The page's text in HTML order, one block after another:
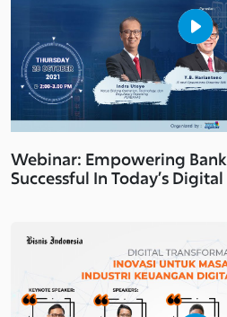
Webinar: Empowering
Successful In Today’s